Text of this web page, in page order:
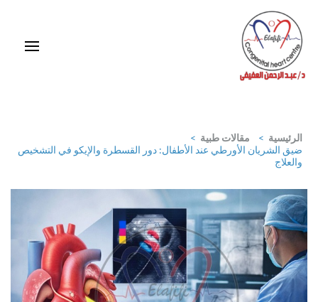
المحتوى
(اضغط
Enter)
الرئيسية > مقالات طبية >
ضيق الشريان الأورطي عند الأطفال: دور القسطرة والإيكو في التشخيص
والعلاج